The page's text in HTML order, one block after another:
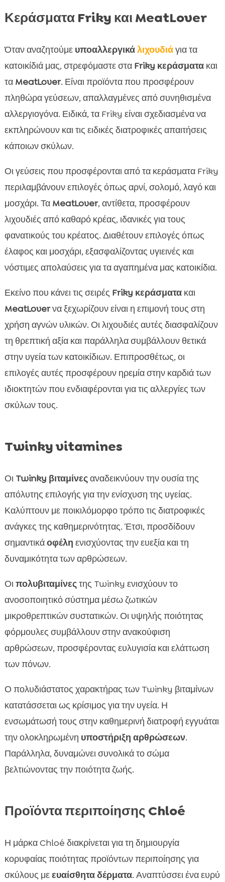
Κεράσματα Friky και MeatLover
Όταν αναζητούμε υποαλλεργικάλιχουδιάγια τα
κατοικίδιά μας, στρεφόμαστε στα Friky κεράσματακαι
τα MeatLover. Είναι προϊόντα που προσφέρουν
πληθώρα γεύσεων, απαλλαγμένες από συνηθισμένα
αλλεργιογόνα. Ειδικά, τα Friky είναι σχεδιασμένα να
εκπληρώνουν και τις ειδικές διατροφικές απαιτήσεις
κάποιων σκύλων.
Οι γεύσεις που προσφέρονται από τα κεράσματα Friky
περιλαμβάνουν επιλογές όπως αρνί, σολομό, λαγό και
μοσχάρι. Τα MeatLover, αντίθετα, προσφέρουν
λιχουδιές από καθαρό κρέας, ιδανικές για τους
φανατικούς του κρέατος. Διαθέτουν επιλογές όπως
έλαφος και μοσχάρι, εξασφαλίζοντας υγιεινές και
νόστιμες απολαύσεις για τα αγαπημένα μας κατοικίδια.
Εκείνο που κάνει τις σειρές Friky κεράσματακαι
MeatLoverνα ξεχωρίζουν είναι η επιμονή τους στη
χρήση αγνών υλικών. Οι λιχουδιές αυτές διασφαλίζουν
τη θρεπτική αξία και παράλληλα συμβάλλουν θετικά
στην υγεία των κατοικίδιων. Επιπροσθέτως, οι
επιλογές αυτές προσφέρουν ηρεμία στην καρδιά των
ιδιοκτητών που ενδιαφέρονται για τις αλλεργίες των
σκύλων τους.
Twinky vitamines
Οι Twinky βιταμίνεςαναδεικνύουν την ουσία της
απόλυτης επιλογής για την ενίσχυση της υγείας.
Καλύπτουν με ποικιλόμορφο τρόπο τις διατροφικές
ανάγκες της καθημερινότητας. Έτσι, προσδίδουν
σημαντικάοφέλη ενισχύοντας την ευεξία και τη
δυναμικότητα των αρθρώσεων.
Οιπολυβιταμίνεςτης Twinky ενισχύουν το
ανοσοποιητικό σύστημα μέσω ζωτικών
μικροθρεπτικών συστατικών. Οι υψηλής ποιότητας
φόρμουλες συμβάλλουν στην ανακούφιση
αρθρώσεων, προσφέροντας ευλυγισία και ελάττωση
των πόνων.
Ο πολυδιάστατος χαρακτήρας των Twinky βιταμίνων
κατατάσσεται ως κρίσιμος για την υγεία. Η
ενσωμάτωσή τους στην καθημερινή διατροφή εγγυάται
την ολοκληρωμένη υποστήριξη αρθρώσεων.
Παράλληλα, δυναμώνει συνολικά το σώμα
βελτιώνοντας την ποιότητα ζωής.
Προϊόντα περιποίησης Chloé
Η μάρκα Chloé διακρίνεται για τη δημιουργία
κορυφαίας ποιότητας προϊόντων περιποίησης για
σκύλους μεευαίσθητα δέρματα. Αναπτύσσει ένα ευρύ